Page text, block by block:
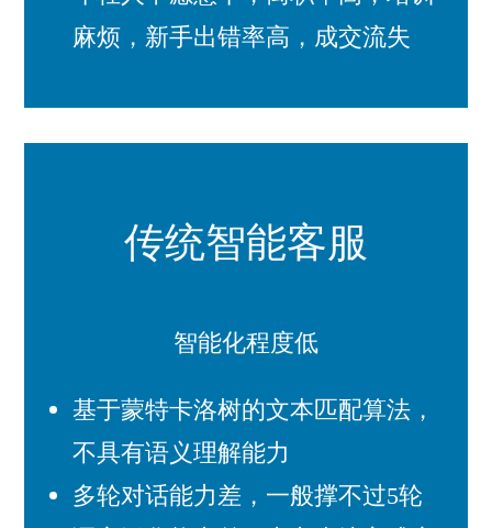
麻烦，新手出错率高，成交流失
传统智能客服
智能化程度低
基于蒙特卡洛树的文本匹配算法，
不具有语义理解能力
多轮对话能力差，一般撑不过5轮